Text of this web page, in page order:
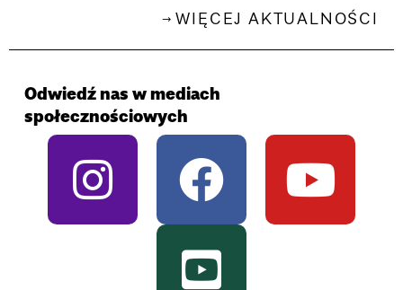
WIĘCEJ AKTUALNOŚCI
Odwiedź nas w mediach
społecznościowych